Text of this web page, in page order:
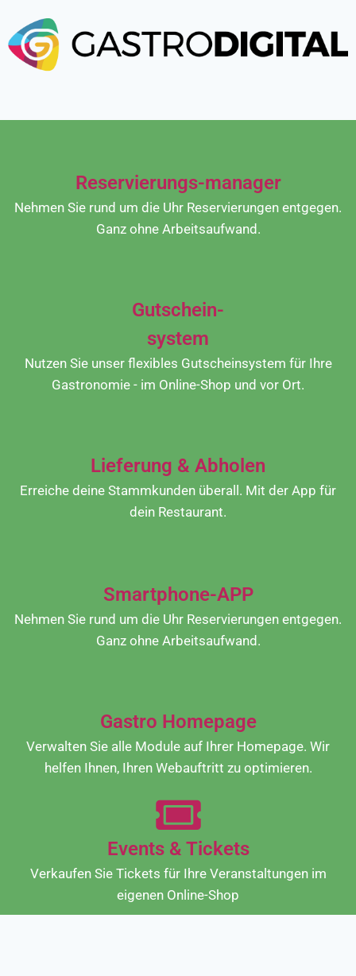
Reservierungs-manager
Nehmen Sie rund um die Uhr Reservierungen entgegen.
Ganz ohne Arbeitsaufwand.
Gutschein-
system
Nutzen Sie unser flexibles Gutscheinsystem für Ihre
Gastronomie - im Online-Shop und vor Ort.
Lieferung & Abholen
Erreiche deine Stammkunden überall. Mit der App für
dein Restaurant.
Smartphone-APP
Nehmen Sie rund um die Uhr Reservierungen entgegen.
Ganz ohne Arbeitsaufwand.
Gastro Homepage
Verwalten Sie alle Module auf Ihrer Homepage. Wir
helfen Ihnen, Ihren Webauftritt zu optimieren.
Events & Tickets
Verkaufen Sie Tickets für Ihre Veranstaltungen im
eigenen Online-Shop